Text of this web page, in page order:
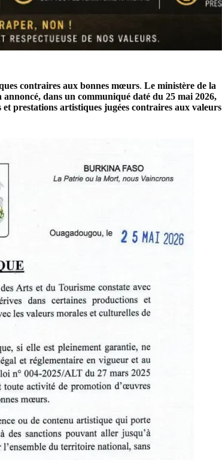
contraires aux bonnes mœurs. Le ministère de la
dans un communiqué daté du 25 mai 2026,
prestations artistiques jugées contraires aux valeurs